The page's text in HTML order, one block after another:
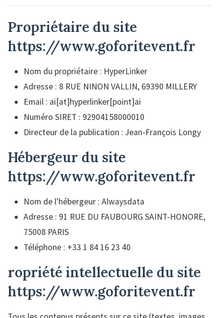
Propriétaire du site
https://www.goforitevent.fr
Nom du propriétaire : HyperLinker
Adresse : 8 RUE NINON VALLIN, 69390 MILLERY
Email : ai[at]hyperlinker[point]ai
Numéro SIRET : 92904158000010
Directeur de la publication : Jean-François Longy
Hébergeur du site
https://www.goforitevent.fr
Nom de l'hébergeur : Alwaysdata
Adresse : 91 RUE DU FAUBOURG SAINT-HONORE,
75008 PARIS
Téléphone : +33 1 84 16 23 40
ropriété intellectuelle du site
https://www.goforitevent.fr